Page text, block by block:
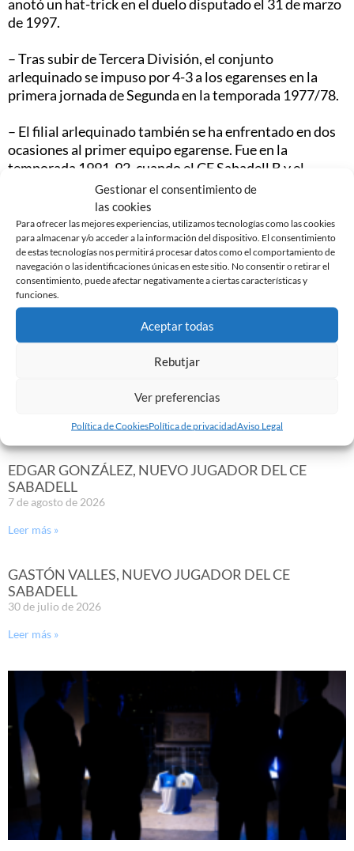
Gestionar el consentimiento de
las cookies
Para ofrecer las mejores experiencias, utilizamos tecnologías como las cookies
para almacenar y/o acceder a la información del dispositivo. El consentimiento
de estas tecnologías nos permitirá procesar datos como el comportamiento de
navegación o las identificaciones únicas en este sitio. No consentir o retirar el
consentimiento, puede afectar negativamente a ciertas características y
funciones.
Aceptar todas
Rebutjar
Ver preferencias
Política de CookiesPolítica de privacidadAviso Legal
anotó un hat-trick en el duelo disputado el 31 de marzo
de 1997.
– Tras subir de Tercera División, el conjunto
arlequinado se impuso por 4-3 a los egarenses en la
primera jornada de Segunda en la temporada 1977/78.
– El filial arlequinado también se ha enfrentado en dos
ocasiones al primer equipo egarense. Fue en la
temporada 1991-92, cuando el CE Sabadell B y el
Terrassa FC jugaban en Primera Catalana. En el primer
encuentro, el filial empató sin goles a domicilio. Ya el 5
de abril de 1992, el conjunto dirigido por Antonio
Jaurrieta firmó las tablas en su segundo y último
partido ante el Terrassa FC. Pedro inauguró el
marcador para los arlequinados, pero Raúl estableció el
definitivo 1-1 a diez minutos para el final.
Miguel Ángel Rodríguez
Noticias Relacionadas
EDGAR GONZÁLEZ, NUEVO JUGADOR DEL CE
SABADELL
7 de agosto de 2026
Leer más »
GASTÓN VALLES, NUEVO JUGADOR DEL CE
SABADELL
30 de julio de 2026
Leer más »